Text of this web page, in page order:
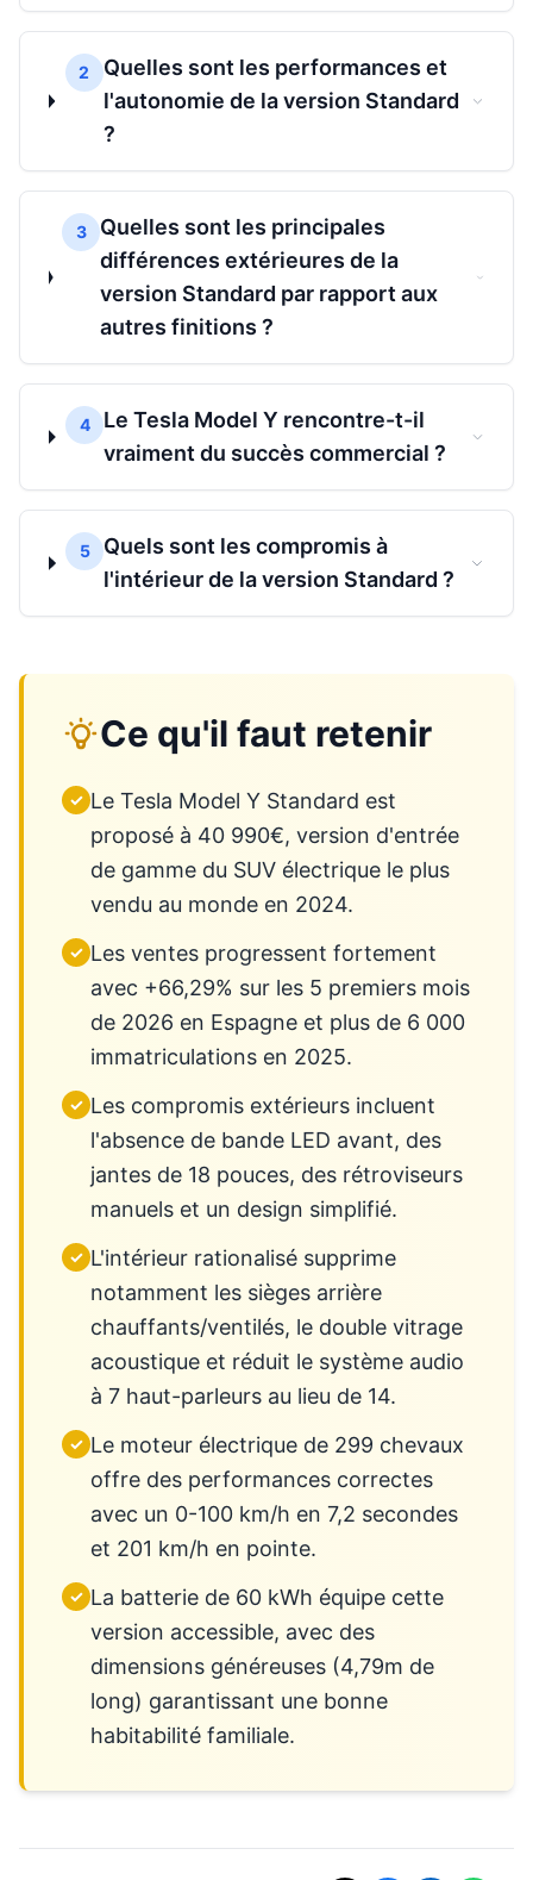
2
Quelles sont les performances et
l'autonomie de la version Standard
?
3
Quelles sont les principales
différences extérieures de la
version Standard par rapport aux
autres finitions ?
4
Le Tesla Model Y rencontre-t-il
vraiment du succès commercial ?
5
Quels sont les compromis à
l'intérieur de la version Standard ?
Ce qu'il faut retenir
✓ Le Tesla Model Y Standard est
proposé à 40 990€, version d'entrée
de gamme du SUV électrique le plus
vendu au monde en 2024.
✓ Les ventes progressent fortement
avec +66,29% sur les 5 premiers mois
de 2026 en Espagne et plus de 6 000
immatriculations en 2025.
✓ Les compromis extérieurs incluent
l'absence de bande LED avant, des
jantes de 18 pouces, des rétroviseurs
manuels et un design simplifié.
✓ L'intérieur rationalisé supprime
notamment les sièges arrière
chauffants/ventilés, le double vitrage
acoustique et réduit le système audio
à 7 haut-parleurs au lieu de 14.
✓ Le moteur électrique de 299 chevaux
offre des performances correctes
avec un 0-100 km/h en 7,2 secondes
et 201 km/h en pointe.
✓ La batterie de 60 kWh équipe cette
version accessible, avec des
dimensions généreuses (4,79m de
long) garantissant une bonne
habitabilité familiale.